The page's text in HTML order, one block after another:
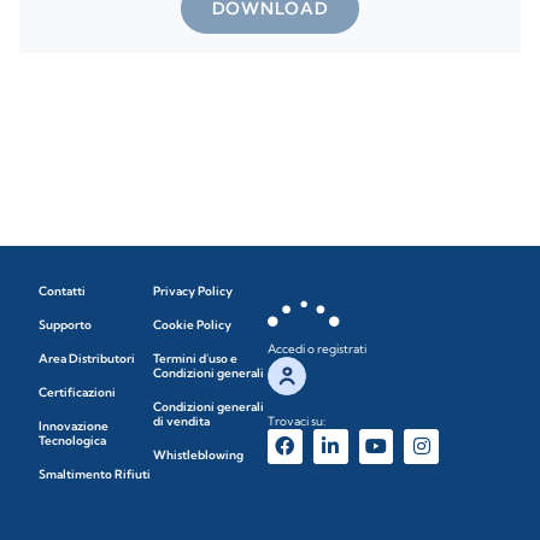
DOWNLOAD
Contatti
Supporto
Area Distributori
Certificazioni
Innovazione
Tecnologica
Smaltimento Rifiuti
Privacy Policy
Cookie Policy
Termini d'uso e
Condizioni generali
Condizioni generali
di vendita
Whistleblowing
Accedi o registrati
Trovaci su: